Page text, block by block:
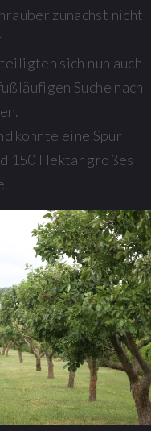
zunächst nicht
sich nun auch
Suche nach
konnte eine Spur
150 Hektar großes